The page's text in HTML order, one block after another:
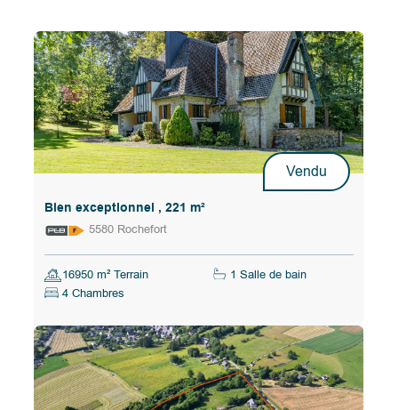
Vendu
Bien exceptionnel , 221 m²
5580 Rochefort
16950 m² Terrain
1 Salle de bain
4 Chambres